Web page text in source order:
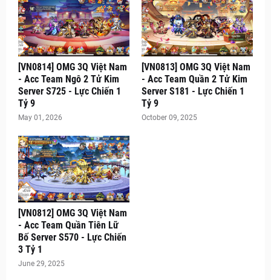
[VN0814] OMG 3Q Việt Nam
- Acc Team Ngô 2 Tử Kim
Server S725 - Lực Chiến 1
Tỷ 9
May 01, 2026
[VN0813] OMG 3Q Việt Nam
- Acc Team Quần 2 Tử Kim
Server S181 - Lực Chiến 1
Tỷ 9
October 09, 2025
[VN0812] OMG 3Q Việt Nam
- Acc Team Quần Tiên Lữ
Bố Server S570 - Lực Chiến
3 Tỷ 1
June 29, 2025